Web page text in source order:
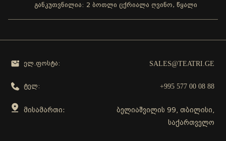
განკუთვნილია: 2 ბოთლი ცქრიალა ღვინო, წყალი
ელ.ფოსტა: SALES@TEATRI.GE
ტელ: +995 577 00 08 88
მისამართი:
ბელიაშვილის 99, თბილისი,
საქართველო